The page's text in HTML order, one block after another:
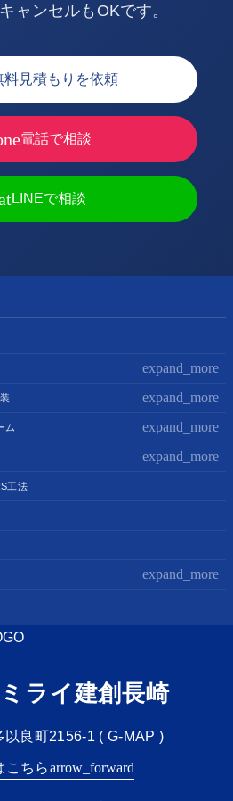
ャンセルもOKです。
料見積もりを依頼
電話で相談
LINEで相談
expand_more
expand_more
ム expand_more
expand_more
工法
expand_more
ライ建創長崎
以良町2156-1 ( G-MAP )
こちらarrow_forward